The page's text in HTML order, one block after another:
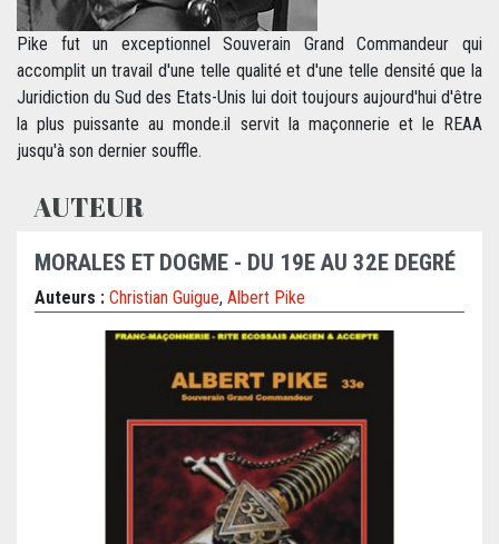
Pike fut un exceptionnel Souverain Grand Commandeur qui
accomplit un travail d'une telle qualité et d'une telle densité que la
Juridiction du Sud des Etats-Unis lui doit toujours aujourd'hui d'être
la plus puissante au monde.il servit la maçonnerie et le REAA
jusqu'à son dernier souffle.
AUTEUR
MORALES ET DOGME - DU 19E AU 32E DEGRÉ
Auteurs : Christian Guigue, Albert Pike